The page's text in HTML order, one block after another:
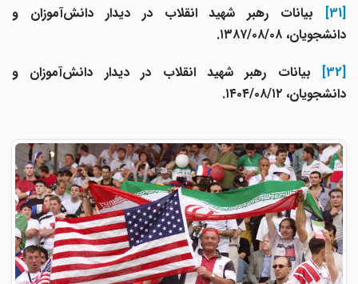
بیانات رهبر شهید انقلاب در دیدار دانش‌آموزان و
دانشجویان، ۱۳۸۷/۰۸/۰۸.
بیانات رهبر شهید انقلاب در دیدار دانش‌آموزان و
دانشجویان، ۱۴۰۴/۰۸/۱۲.